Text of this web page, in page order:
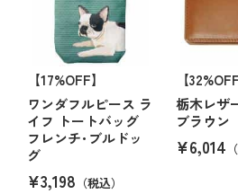
【17%OFF】
ワンダフルピース ラ
イフ トートバッグ
フレンチ･ブルドッ
グ
¥3,198 （税込）
【32%OFF
栃木レザ
ブラウン
¥6,014